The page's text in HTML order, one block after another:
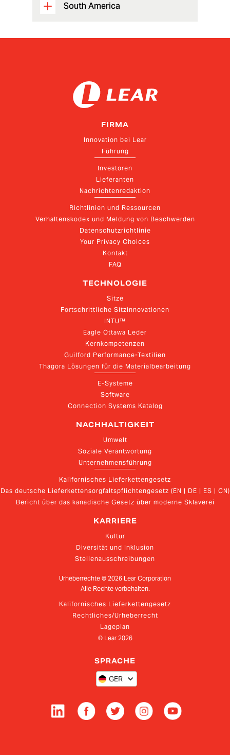
South America
FIRMA
Innovation bei Lear
Führung
Investoren
Lieferanten
Nachrichtenredaktion
Richtlinien und Ressourcen
Verhaltenskodex und Meldung von Beschwerden
Datenschutzrichtlinie
Your Privacy Choices
Kontakt
FAQ
TECHNOLOGIE
Sitze
Fortschrittliche Sitzinnovationen
INTU™
Eagle Ottawa Leder
Kernkompetenzen
Guilford Performance-Textilien
Thagora Lösungen für die Materialbearbeitung
E-Systeme
Software
Connection Systems Katalog
NACHHALTIGKEIT
Umwelt
Soziale Verantwortung
Unternehmensführung
Kalifornisches Lieferkettengesetz
Das deutsche Lieferkettensorgfaltspflichtengesetz (EN | DE | ES | CN)
Bericht über das kanadische Gesetz über moderne Sklaverei
KARRIERE
Kultur
Diversität und Inklusion
Stellenausschreibungen
Urheberrechte © 2026 Lear Corporation
Alle Rechte vorbehalten.
Kalifornisches Lieferkettengesetz
Rechtliches/Urheberrecht
Lageplan
© Lear 2026
SPRACHE
GER